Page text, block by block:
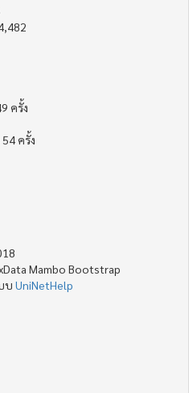
ครั้ง
ครั้ง
Mambo Bootstrap
บ UniNetHelp